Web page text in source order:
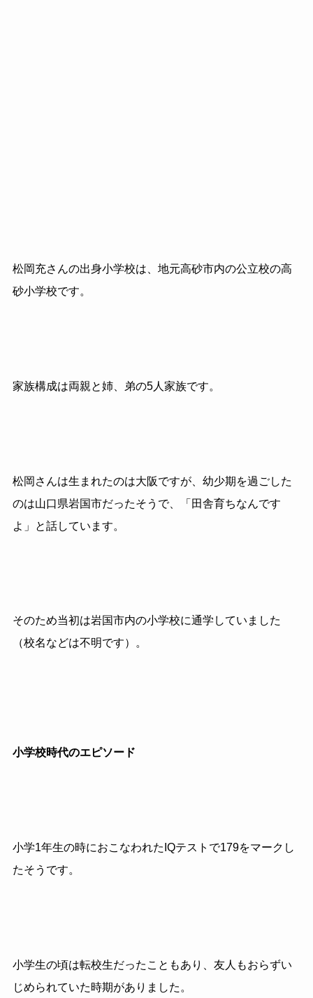
松岡充さんの出身小学校は、地元高砂市内の公立校の高
砂小学校です。
家族構成は両親と姉、弟の5人家族です。
松岡さんは生まれたのは大阪ですが、幼少期を過ごした
のは山口県岩国市だったそうで、「田舎育ちなんです
よ」と話しています。
そのため当初は岩国市内の小学校に通学していました
（校名などは不明です）。
小学校時代のエピソード
小学1年生の時におこなわれたIQテストで179をマークし
たそうです。
小学生の頃は転校生だったこともあり、友人もおらずい
じめられていた時期がありました。